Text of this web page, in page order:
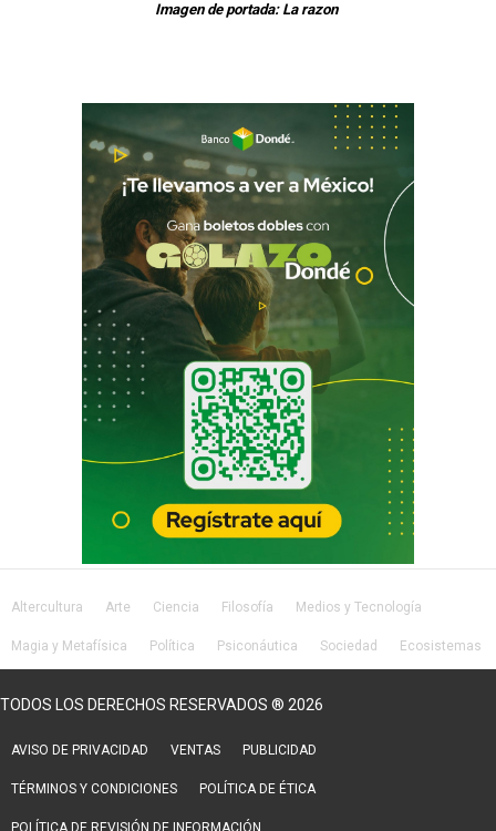
Imagen de portada: La razon
Altercultura Arte Ciencia Filosofía Medios y Tecnología
Magia y Metafísica Política Psiconáutica Sociedad Ecosistemas
TODOS LOS DERECHOS RESERVADOS ® 2026
AVISO DE PRIVACIDAD VENTAS PUBLICIDAD
TÉRMINOS Y CONDICIONES POLÍTICA DE ÉTICA